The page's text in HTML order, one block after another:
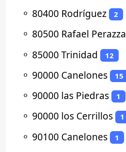
⚬ 80400 Rodríguez 2
⚬ 80500 Rafael Perazza
⚬ 85000 Trinidad 12
⚬ 90000 Canelones 15
⚬ 90000 las Piedras 1
⚬ 90000 los Cerrillos 1
⚬ 90100 Canelones 1